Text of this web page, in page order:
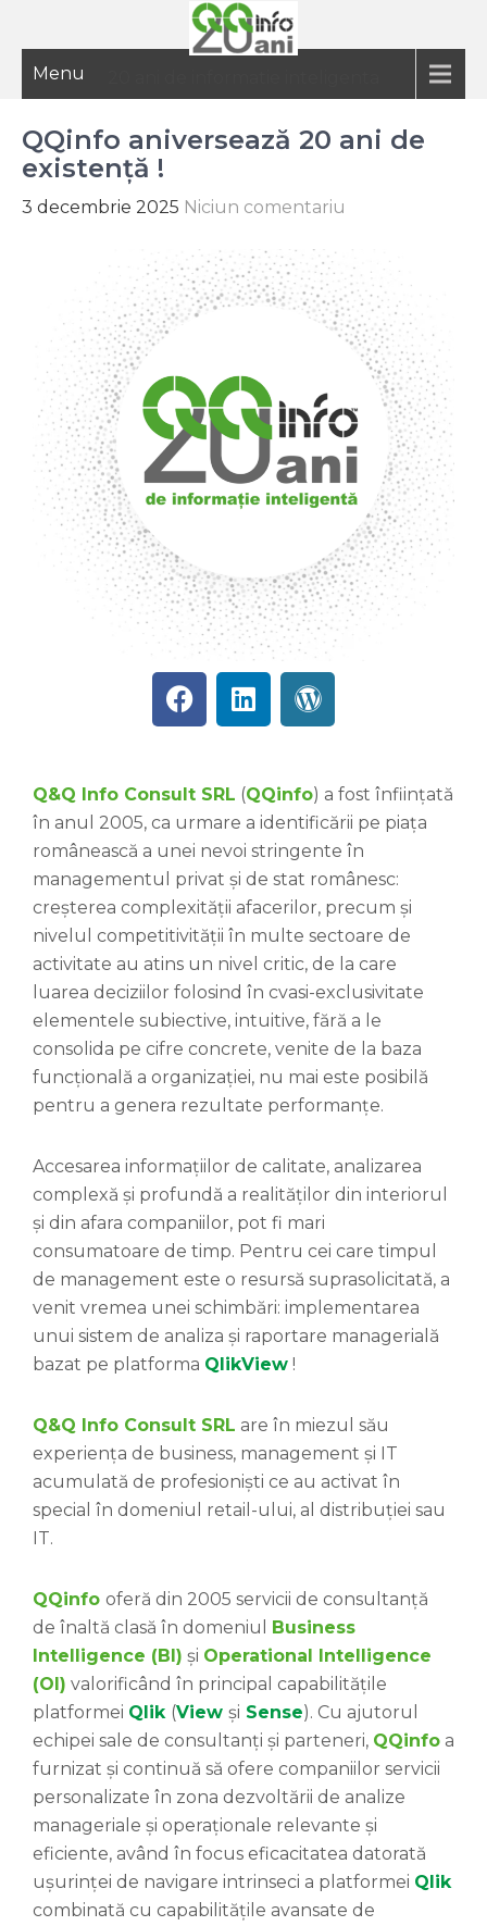
Menu
QQinfo aniversează 20 ani de
existență !
3 decembrie 2025 Niciun comentariu
Q&Q Info Consult SRL (QQinfo) a fost înființată
în anul 2005, ca urmare a identificării pe piața
românească a unei nevoi stringente în
managementul privat și de stat românesc:
creșterea complexității afacerilor, precum și
nivelul competitivității în multe sectoare de
activitate au atins un nivel critic, de la care
luarea deciziilor folosind în cvasi-exclusivitate
elementele subiective, intuitive, fără a le
consolida pe cifre concrete, venite de la baza
funcțională a organizației, nu mai este posibilă
pentru a genera rezultate performanțe.
Accesarea informațiilor de calitate, analizarea
complexă și profundă a realităților din interiorul
și din afara companiilor, pot fi mari
consumatoare de timp. Pentru cei care timpul
de management este o resursă suprasolicitată, a
venit vremea unei schimbări: implementarea
unui sistem de analiza și raportare managerială
bazat pe platforma QlikView !
Q&Q Info Consult SRL are în miezul său
experiența de business, management și IT
acumulată de profesioniști ce au activat în
special în domeniul retail-ului, al distribuției sau
IT.
QQinfo oferă din 2005 servicii de consultanță
de înaltă clasă în domeniul Business
Intelligence (BI) și Operational Intelligence
(OI) valorificând în principal capabilitățile
platformei Qlik (View și Sense). Cu ajutorul
echipei sale de consultanți și parteneri, QQinfo a
furnizat și continuă să ofere companiilor servicii
personalizate în zona dezvoltării de analize
manageriale și operaționale relevante și
eficiente, având în focus eficacitatea datorată
ușurinței de navigare intrinseci a platformei Qlik
combinată cu capabilitățile avansate de